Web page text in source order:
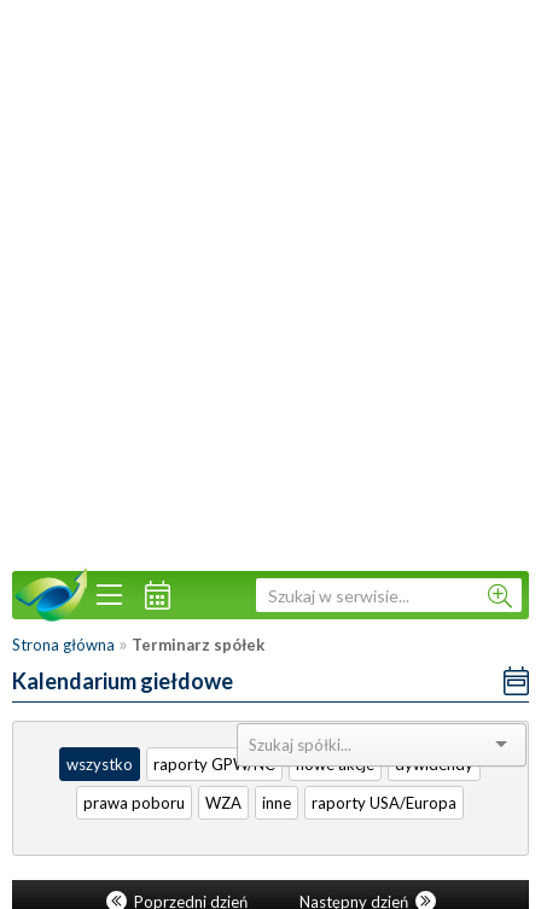
Strona główna » Terminarz spółek
Kalendarium giełdowe
Sortuj:
wszystko
raporty GPW/NC nowe akcje
dywidendy
prawa poboru
WZA inne raporty USA/Europa
Poprzedni dzień Następny dzień